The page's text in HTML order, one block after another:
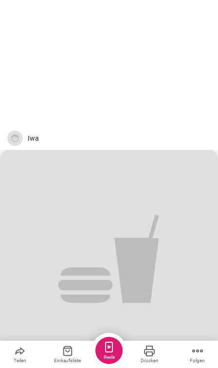
Iwa
Teilen Einkaufsliste Drucken Folgen
Reels